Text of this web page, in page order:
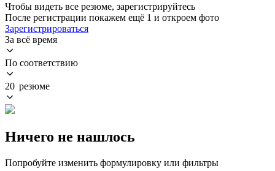
Чтобы видеть все резюме, зарегистрируйтесь
После регистрации покажем ещё 1 и откроем фото
Зарегистрироваться
За всё время
По соответствию
20 резюме
Ничего не нашлось
Попробуйте изменить формулировку или фильтры